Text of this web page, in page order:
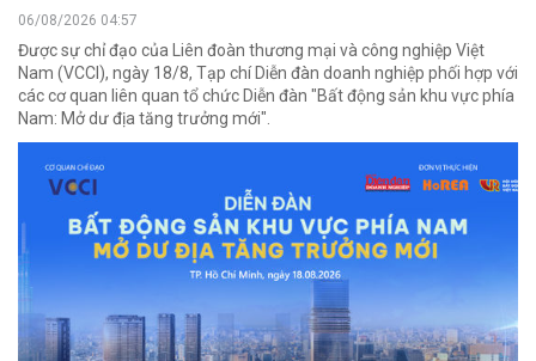
06/08/2026 04:57
Được sự chỉ đạo của Liên đoàn thương mại và công nghiệp Việt
Nam (VCCI), ngày 18/8, Tạp chí Diễn đàn doanh nghiệp phối hợp với
các cơ quan liên quan tổ chức Diễn đàn "Bất động sản khu vực phía
Nam: Mở dư địa tăng trưởng mới".